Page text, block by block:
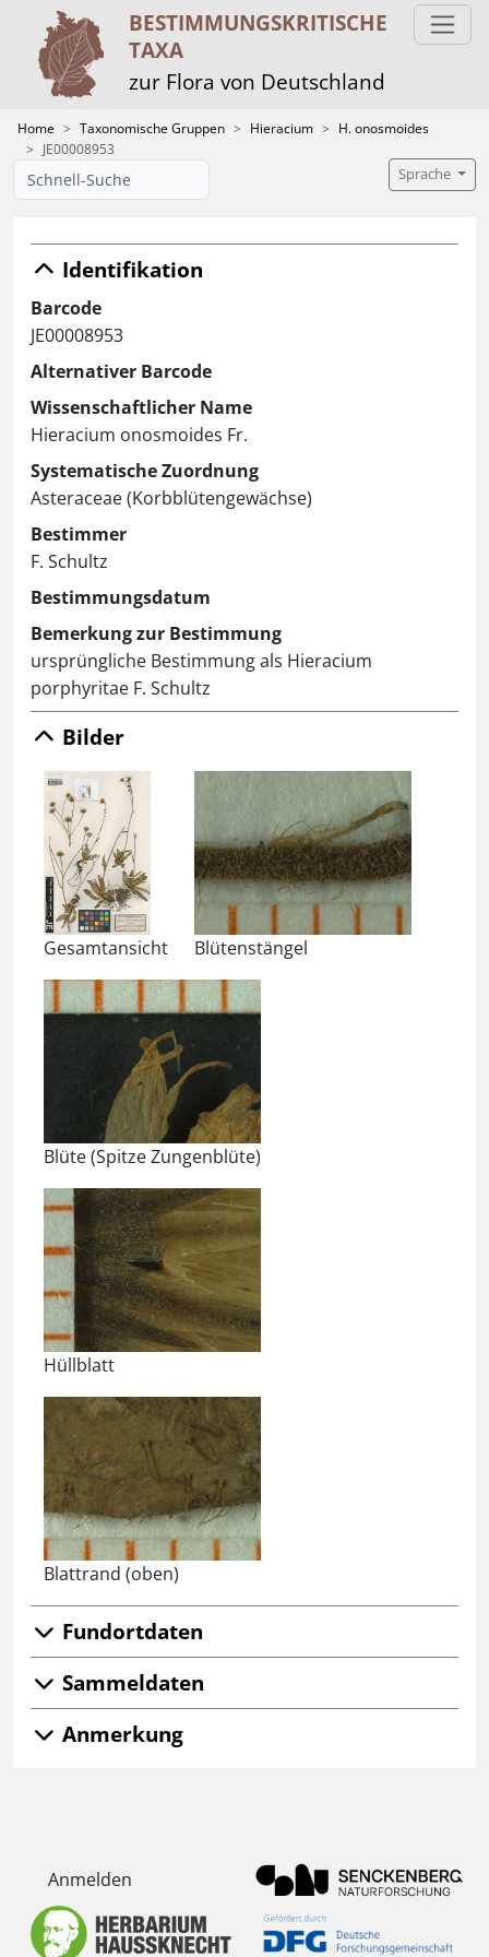
BESTIMMUNGS­KRITISCHE
TAXA
zur Flora von Deutschland
Home Taxonomische Gruppen Hieracium
H. onosmoides
JE00008953
Sprache
Identifikation
Barcode
JE00008953
Alternativer Barcode
Wissenschaftlicher Name
Hieracium onosmoides Fr.
Systematische Zuordnung
Asteraceae (Korbblütengewächse)
Bestimmer
F. Schultz
Bestimmungsdatum
Bemerkung zur Bestimmung
ursprüngliche Bestimmung als Hieracium
porphyritae F. Schultz
Bilder
Gesamtansicht Blütenstängel
Blüte (Spitze Zungenblüte)
Hüllblatt
Blattrand (oben)
Fundortdaten
Sammeldaten
Anmerkung
Anmelden